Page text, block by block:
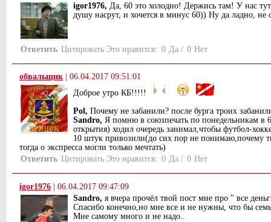
igor1976, Да, 60 это холодно! Держись там! У нас
душу насрут, и хочется в минус 60)) Ну да ладно, не
Ответить Цитировать Это нравится: 0 Да / 0 Нет
обвальщик
06.04.2017 09:51:01
Доброе утро КБ!!!!!
Pol, Почему не забанили? после бурга троих
Sandro, Я помню в союзпечать по понедельникам в
открытия) ходил очередь занимал,чтобы футбол-
10 штук привозили(до сих пор не понимаю,почему
тогда о экспресса могли только мечтать)
Ответить Цитировать Это нравится: 0 Да / 0 Нет
igor1976
06.04.2017 09:47:09
Sandro, я вчера прочёл твой пост мне про " все
Спасибо конечно,но мне все и не нужны, что бы
Мне самому много и не надо..